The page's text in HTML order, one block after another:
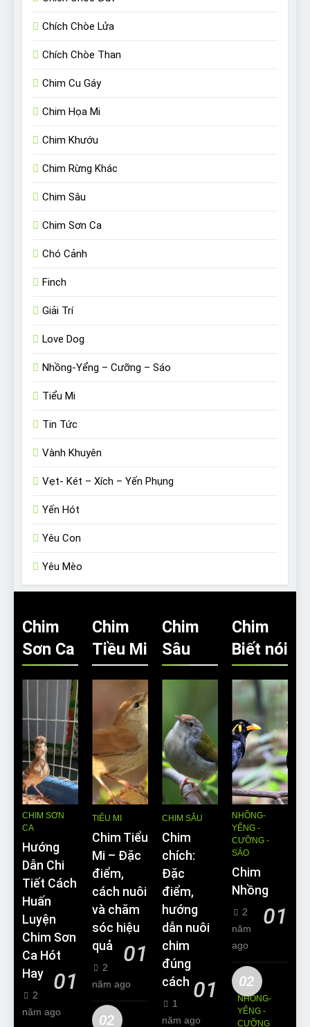
Chích Chòe Lửa
Chích Chòe Than
Chim Cu Gáy
Chim Họa Mi
Chim Khướu
Chim Rừng Khác
Chim Sâu
Chim Sơn Ca
Chó Cảnh
Finch
Giải Trí
Love Dog
Nhồng-Yểng – Cưỡng – Sáo
Tiểu Mi
Tin Tức
Vành Khuyên
Vẹt- Két – Xích – Yến Phụng
Yến Hót
Yêu Con
Yêu Mèo
Chim
Sơn Ca
CHIM SƠN
CA
Hướng
Dẫn Chi
Tiết Cách
Huấn
Luyện
Chim Sơn
Ca Hót
Hay
01
2
năm ago
Chim
Tiều Mi
TIỂU MI
Chim Tiểu
Mi – Đặc
điểm,
cách nuôi
và chăm
sóc hiệu
quả
01
2
năm ago
02
Chim
Sâu
CHIM SÂU
Chim
chích:
Đặc
điểm,
hướng
dẫn nuôi
chim
đúng
cách 01
1
năm ago
Chim
Biết nói
NHỒNG-
YỂNG -
CƯỠNG -
SÁO
Chim
Nhồng
01
2
năm
ago
02
NHỒNG-
YỂNG -
CƯỠNG